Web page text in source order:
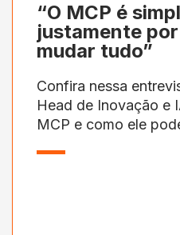
“O MCP é
justamente
mudar tudo”
Confira nessa
Head de Inovação e
MCP e como ele